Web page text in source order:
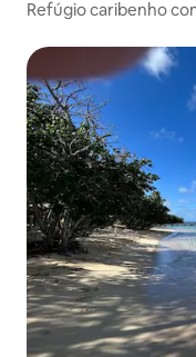
Refúgio caribenho